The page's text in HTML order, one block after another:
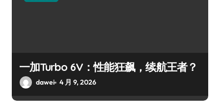
一加Turbo 6V：性能狂飙，续航王者？
dawei 4 月 9, 2026